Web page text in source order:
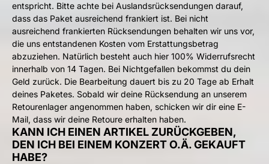
entspricht. Bitte achte bei Auslandsrücksendungen darauf,
dass das Paket ausreichend frankiert ist. Bei nicht
ausreichend frankierten Rücksendungen behalten wir uns vor,
die uns entstandenen Kosten vom Erstattungsbetrag
abzuziehen. Natürlich besteht auch hier 100% Widerrufsrecht
innerhalb von 14 Tagen. Bei Nichtgefallen bekommst du dein
Geld zurück. Die Bearbeitung dauert bis zu 20 Tage ab Erhalt
deines Paketes. Sobald wir deine Rücksendung an unserem
Retourenlager angenommen haben, schicken wir dir eine E-
Mail, dass wir deine Retoure erhalten haben.
KANN ICH EINEN ARTIKEL ZURÜCKGEBEN,
DEN ICH BEI EINEM KONZERT O.Ä. GEKAUFT
HABE?